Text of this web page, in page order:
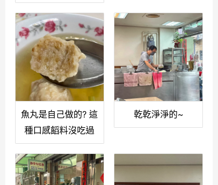
魚丸是自己做的? 這
種口感饀料沒吃過
乾乾淨淨的~